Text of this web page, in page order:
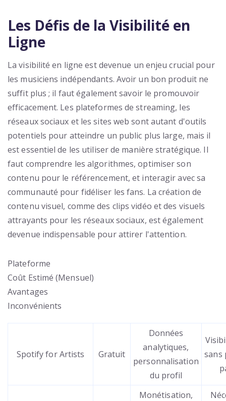
Les Défis de la Visibilité en
Ligne
La visibilité en ligne est devenue un enjeu crucial pour
les musiciens indépendants. Avoir un bon produit ne
suffit plus ; il faut également savoir le promouvoir
efficacement. Les plateformes de streaming, les
réseaux sociaux et les sites web sont autant d'outils
potentiels pour atteindre un public plus large, mais il
est essentiel de les utiliser de manière stratégique. Il
faut comprendre les algorithmes, optimiser son
contenu pour le référencement, et interagir avec sa
communauté pour fidéliser les fans. La création de
contenu visuel, comme des clips vidéo et des visuels
attrayants pour les réseaux sociaux, est également
devenue indispensable pour attirer l'attention.
Plateforme
Coût Estimé (Mensuel)
Avantages
Inconvénients
Spotify for Artists Gratuit
Données
analytiques,
personnalisation
du profil
sans
Monétisation,